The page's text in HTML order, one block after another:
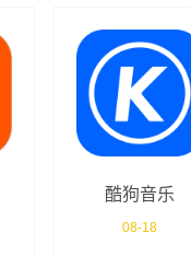
酷狗音乐
08-18